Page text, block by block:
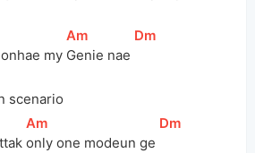
my
[
Am
Genie nae
[Dm
scenario
[
Am
only one modeun ge
[Dm